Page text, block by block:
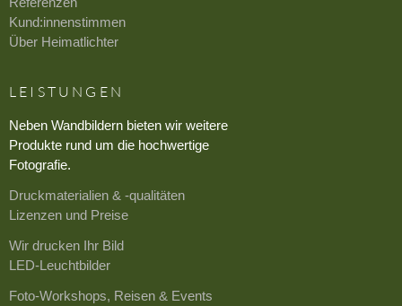
Kund:innenstimmen
Über Heimatlichter
LEISTUNGEN
Neben Wandbildern bieten wir weitere
Produkte rund um die hochwertige
Fotografie.
Druckmaterialien & -qualitäten
Lizenzen und Preise
Wir drucken Ihr Bild
LED-Leuchtbilder
Foto-Workshops, Reisen & Events